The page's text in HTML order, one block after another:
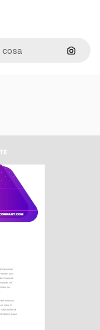
Cerca